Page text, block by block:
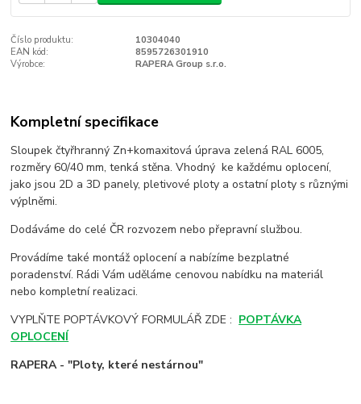
Číslo produktu:
10304040
EAN kód:
8595726301910
Výrobce:
RAPERA Group s.r.o.
Kompletní specifikace
Sloupek čtyřhranný Zn+komaxitová úprava zelená RAL 6005,
rozměry 60/40 mm, tenká stěna. Vhodný ke každému oplocení,
jako jsou 2D a 3D panely, pletivové ploty a ostatní ploty s různými
výplněmi.
Dodáváme do celé ČR rozvozem nebo přepravní službou.
Provádíme také montáž oplocení a nabízíme bezplatné
poradenství. Rádi Vám uděláme cenovou nabídku na materiál
nebo kompletní realizaci.
VYPLŇTE POPTÁVKOVÝ FORMULÁŘ ZDE : POPTÁVKA
OPLOCENÍ
RAPERA - "Ploty, které nestárnou"